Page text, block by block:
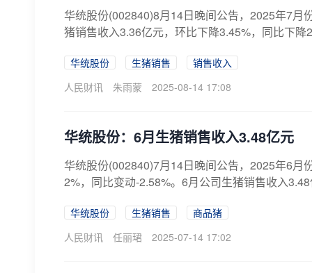
华统股份(002840)8月14日晚间公告，2025年7月
猪销售收入3.36亿元，环比下降3.45%，同比下降
华统股份 生猪销售
销售收入
人民财讯
朱雨蒙 2025-08-14 17:08
华统股份：6月生猪销售收入3.48亿元
华统股份(002840)7月14日晚间公告，2025年6月
2%，同比变动-2.58%。6月公司生猪销售收入
华统股份 生猪销售
商品猪
人民财讯
任丽珺 2025-07-14 17:02